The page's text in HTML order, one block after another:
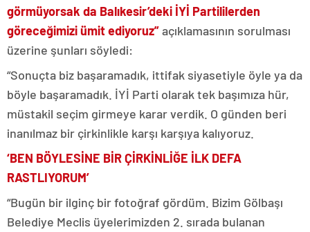
görmüyorsak da Balıkesir’deki İYİ Partililerden
göreceğimizi ümit ediyoruz”açıklamasının sorulması
üzerine şunları söyledi:
“Sonuçta biz başaramadık, ittifak siyasetiyle öyle ya da
böyle başaramadık. İYİ Parti olarak tek başımıza hür,
müstakil seçim girmeye karar verdik. O günden beri
inanılmaz bir çirkinlikle karşı karşıya kalıyoruz.
‘BEN BÖYLESİNE BİR ÇİRKİNLİĞE İLK DEFA
RASTLIYORUM’
“Bugün bir ilginç bir fotoğraf gördüm. Bizim Gölbaşı
Belediye Meclis üyelerimizden 2. sırada bulanan